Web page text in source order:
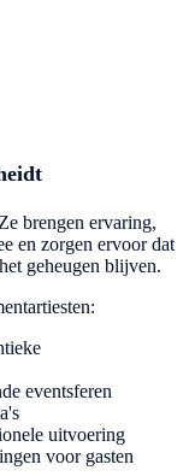
brengen ervaring,
en zorgen ervoor dat
geheugen blijven.
eventsferen
uitvoering
voor gasten